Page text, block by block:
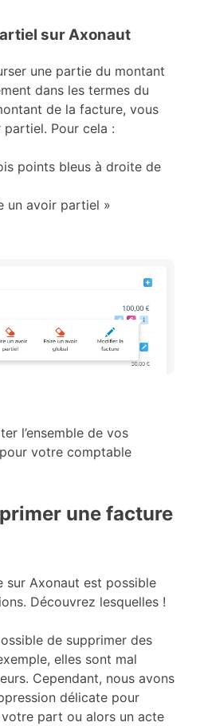
sur Axonaut
une partie du montant
dans les termes du
de la facture, vous
Pour cela :
points bleus à droite de
un avoir partiel »
l’ensemble de vos
votre comptable
une facture
sur Axonaut est possible
Découvrez lesquelles !
de supprimer des
elles sont mal
Cependant, nous avons
délicate pour
part ou alors un acte